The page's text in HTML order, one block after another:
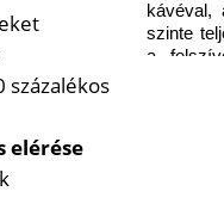
százalékos
elérése
kávéval,
szinte
a